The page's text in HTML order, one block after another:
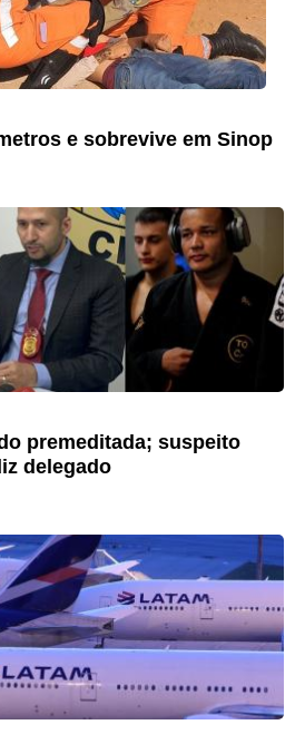
e sobrevive em Sinop
premeditada; suspeito
delegado